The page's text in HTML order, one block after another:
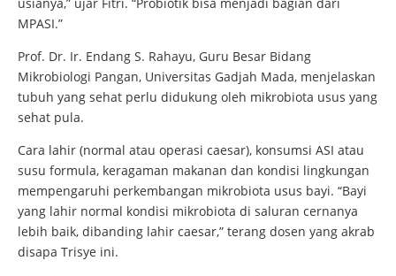
MPASI.”
Prof. Dr. Ir. Endang S. Rahayu, Guru Besar Bidang
Mikrobiologi Pangan, Universitas Gadjah Mada, menjelaskan
tubuh yang sehat perlu didukung oleh mikrobiota usus yang
sehat pula.
Cara lahir (normal atau operasi caesar), konsumsi ASI atau
susu formula, keragaman makanan dan kondisi lingkungan
mempengaruhi perkembangan mikrobiota usus bayi. “Bayi
yang lahir normal kondisi mikrobiota di saluran cernanya
lebih baik, dibanding lahir caesar,” terang dosen yang akrab
disapa Trisye ini.